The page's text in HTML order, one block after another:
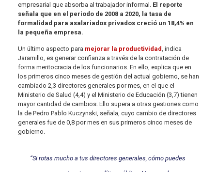
empresarial que absorba al trabajador informal.El reporte
señala que en el periodo de 2008 a 2020, la tasa de
formalidad para asalariados privados creció un 18,4% en
la pequeña empresa.
Un último aspecto para mejorar la productividad, indica
Jaramillo, es generar confianza a través de la contratación de
forma meritocracia de los funcionarios. En ello, explica que en
los primeros cinco meses de gestión del actual gobierno, se han
cambiado 2,3 directores generales por mes, en el que el
Ministerio de Salud (4,4) y el Ministerio de Educación (3,7) tienen
mayor cantidad de cambios. Ello supera a otras gestiones como
la de Pedro Pablo Kuczynski, señala, cuyo cambio de directores
generales fue de 0,8 por mes en sus primeros cinco meses de
gobierno.
“Si rotas mucho a tus directores generales, cómo puedes